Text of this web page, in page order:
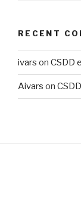
RECENT
ivars on CSDD
Aivars on